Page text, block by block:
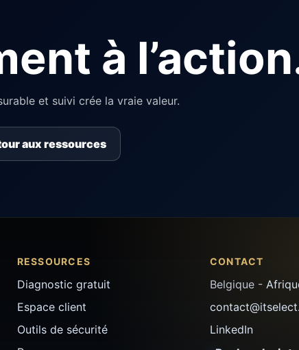
à
et suivi crée la vraie valeur.
aux ressources
RESSOURCES
Diagnostic gratuit
Espace client
Outils de sécurité
CONTACT
Belgique -
LinkedIn